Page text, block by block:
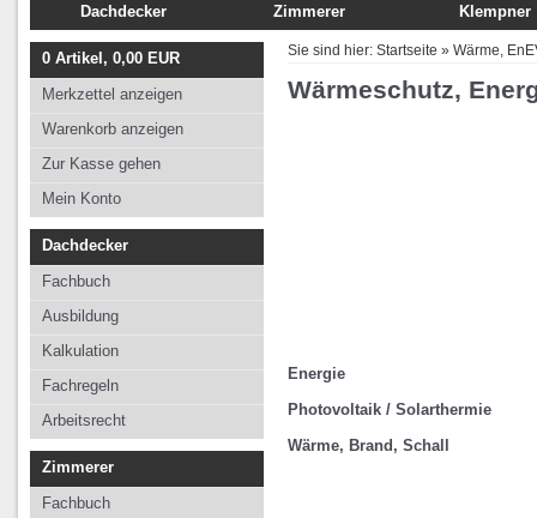
Dachdecker
Fachbuch
Ausbildung
Kalkulation
Fachregeln
Arbeitsrecht
Zimmerer
Fachbuch
Ausbildung
Klempner
Fachbuch
Ausbildung
0 Artikel, 0,00 EUR
Merkzettel anzeigen
Warenkorb anzeigen
Zur Kasse gehen
Mein Konto
Dachdecker
Fachbuch
Ausbildung
Kalkulation
Fachregeln
Arbeitsrecht
Zimmerer
Fachbuch
Sie sind hier: Startseite » Wärme,
Wärmeschutz,
Energie
Photovoltaik / Solarthermie
Wärme, Brand, Schall